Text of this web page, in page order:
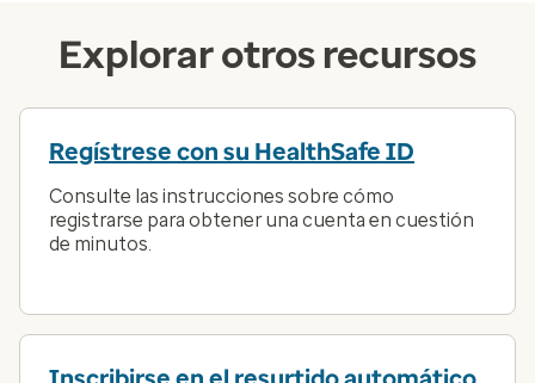
Explorar otros recursos
Regístrese con su HealthSafe ID
Consulte las instrucciones sobre cómo
registrarse para obtener una cuenta en cuestión
de minutos.